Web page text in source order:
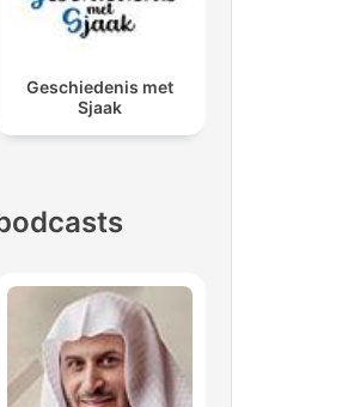
Geschiedenis met
Sjaak